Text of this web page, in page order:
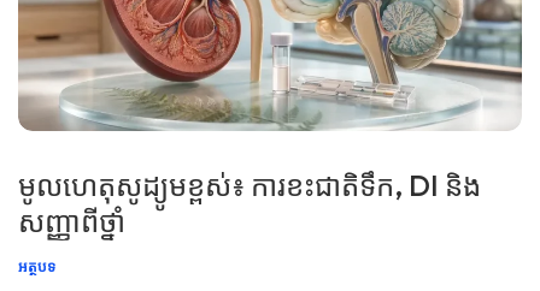
មូលហេតុសូដ្យូមខ្ពស់៖ ការខះជាតិទឹក, DI និង
សញ្ញាពីថ្នាំ
អត្ថបទ